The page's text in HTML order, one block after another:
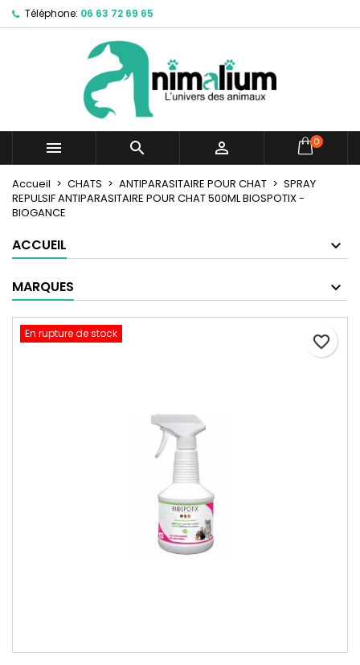
Téléphone: 06 63 72 69 65
   0
Accueil CHATS ANTIPARASITAIRE POUR CHAT
SPRAY
REPULSIF ANTIPARASITAIRE POUR CHAT 500ML BIOSPOTIX -
BIOGANCE
ACCUEIL
MARQUES
En rupture de stock favorite_border
Mes listes d'envies ×
Créer une nouvelle liste
Créer une liste d'envies ×
Nom de la liste d'envies
Annuler Créer une liste d'envies
Connexion ×
Vous devez être connecté pour ajouter des produits
à votre liste d'envies.
Connexion